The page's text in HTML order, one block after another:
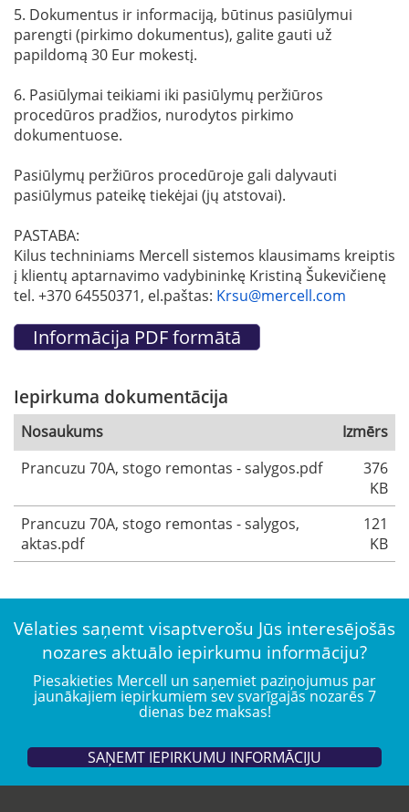
5. Dokumentus ir informaciją, būtinus pasiūlymui
parengti (pirkimo dokumentus), galite gauti už
papildomą 30 Eur mokestį.
6. Pasiūlymai teikiami iki pasiūlymų peržiūros
procedūros pradžios, nurodytos pirkimo
dokumentuose.
Pasiūlymų peržiūros procedūroje gali dalyvauti
pasiūlymus pateikę tiekėjai (jų atstovai).
PASTABA:
Kilus techniniams Mercell sistemos klausimams kreiptis
į klientų aptarnavimo vadybininkę Kristiną Šukevičienę
tel. +370 64550371, el.paštas: Krsu@mercell.com
Iepirkuma dokumentācija
Nosaukums
Izmērs
Prancuzu 70A, stogo remontas - salygos.pdf
376
KB
Prancuzu 70A, stogo remontas - salygos,
aktas.pdf
121
KB
Vēlaties saņemt visaptverošu Jūs interesējošās
nozares aktuālo iepirkumu informāciju?
Piesakieties Mercell un saņemiet paziņojumus par
jaunākajiem iepirkumiem sev svarīgajās nozarēs 7
dienas bez maksas!
SAŅEMT IEPIRKUMU INFORMĀCIJU